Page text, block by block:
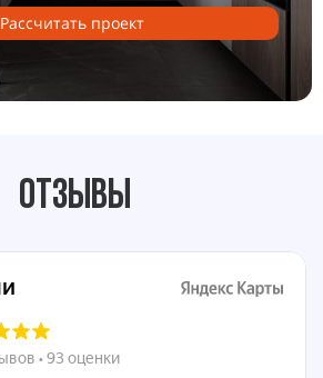
Раcсчитать проект
Отзывы